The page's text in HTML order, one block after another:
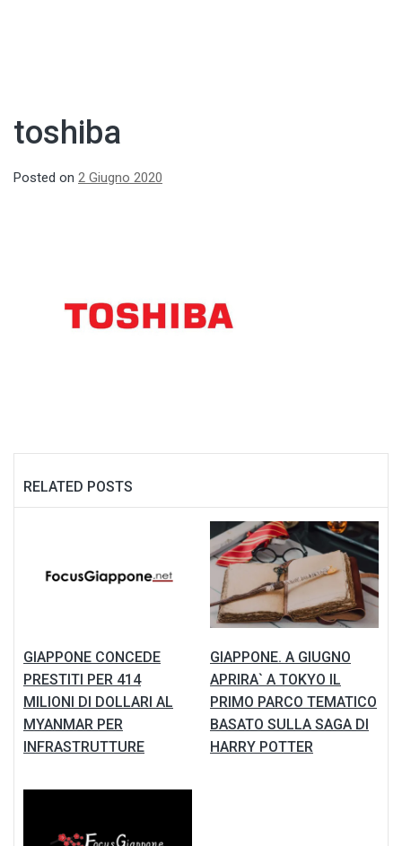
toshiba
Posted on 2 Giugno 2020
RELATED POSTS
GIAPPONE CONCEDE
PRESTITI PER 414
MILIONI DI DOLLARI AL
MYANMAR PER
INFRASTRUTTURE
GIAPPONE. A GIUGNO
APRIRA` A TOKYO IL
PRIMO PARCO TEMATICO
BASATO SULLA SAGA DI
HARRY POTTER